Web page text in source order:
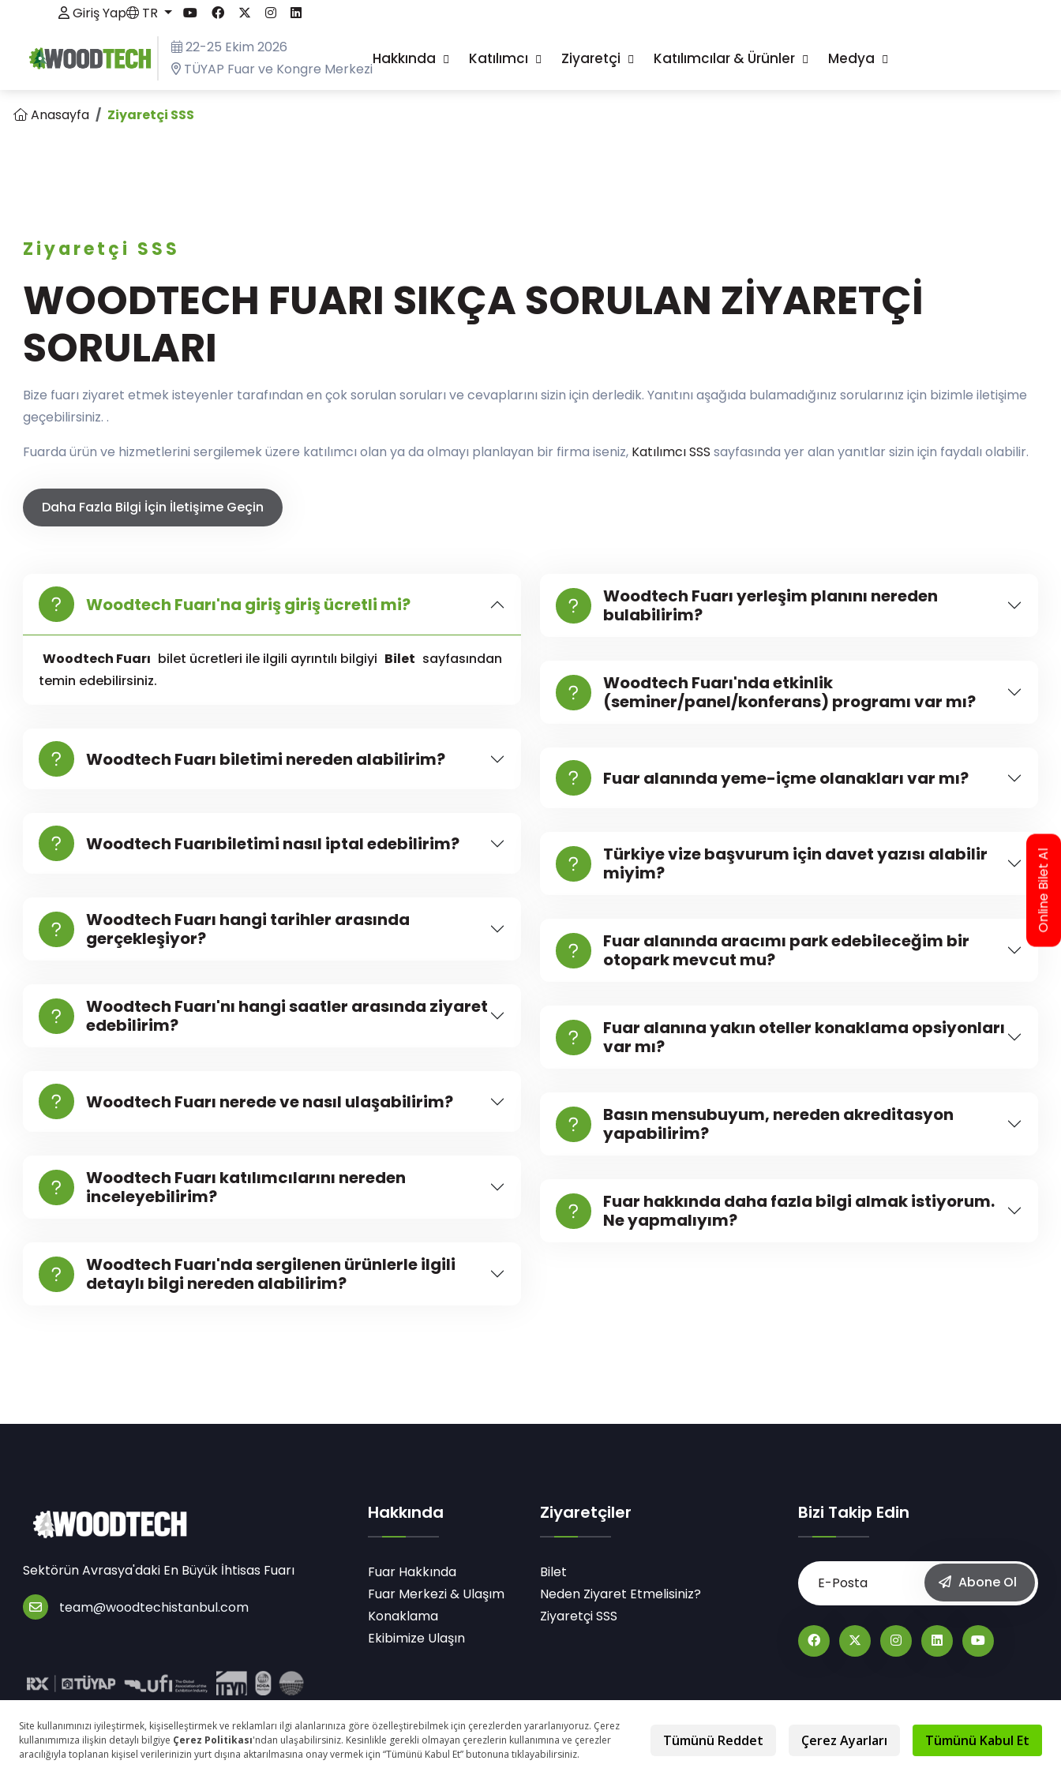
Giriş Yap
TR
22-25 Ekim 2026
TÜYAP Fuar ve Kongre Merkezi
Hakkında Katılımcı Ziyaretçi Katılımcılar & Ürünler Medya
Anasayfa Ziyaretçi SSS
Ziyaretçi SSS
WOODTECH FUARI SIKÇA SORULAN ZİYARETÇİ
SORULARI
Bize fuarı ziyaret etmek isteyenler tarafından en çok sorulan soruları ve cevaplarını sizin için derledik. Yanıtını aşağıda bulamadığınız sorularınız için bizimle iletişime
geçebilirsiniz. .
Fuarda ürün ve hizmetlerini sergilemek üzere katılımcı olan ya da olmayı planlayan bir firma iseniz, Katılımcı SSS sayfasında yer alan yanıtlar sizin için faydalı olabilir.
Daha Fazla Bilgi İçin İletişime Geçin
Woodtech Fuarı'na giriş giriş ücretli mi?
Woodtech Fuarı bilet ücretleri ile ilgili ayrıntılı bilgiyi Bilet sayfasından
temin edebilirsiniz.
Woodtech Fuarı biletimi nereden alabilirim?
Woodtech Fuarıbiletimi nasıl iptal edebilirim?
Woodtech Fuarı hangi tarihler arasında
gerçekleşiyor?
Woodtech Fuarı'nı hangi saatler arasında ziyaret
edebilirim?
Woodtech Fuarı nerede ve nasıl ulaşabilirim?
Woodtech Fuarı katılımcılarını nereden
inceleyebilirim?
Woodtech Fuarı'nda sergilenen ürünlerle ilgili
detaylı bilgi nereden alabilirim?
Woodtech Fuarı yerleşim planını nereden
bulabilirim?
Woodtech Fuarı'nda etkinlik
(seminer/panel/konferans) programı var mı?
Fuar alanında yeme-içme olanakları var mı?
Türkiye vize başvurum için davet yazısı alabilir
miyim?
Fuar alanında aracımı park edebileceğim bir
otopark mevcut mu?
Fuar alanına yakın oteller konaklama opsiyonları
var mı?
Basın mensubuyum, nereden akreditasyon
yapabilirim?
Fuar hakkında daha fazla bilgi almak istiyorum.
Ne yapmalıyım?
Sektörün Avrasya'daki En Büyük İhtisas Fuarı
team@woodtechistanbul.com
Hakkında
Fuar Hakkında
Fuar Merkezi & Ulaşım
Konaklama
Ekibimize Ulaşın
Ziyaretçiler
Bilet
Neden Ziyaret Etmelisiniz?
Ziyaretçi SSS
Bizi Takip Edin
Abone Ol
Online Bilet Al